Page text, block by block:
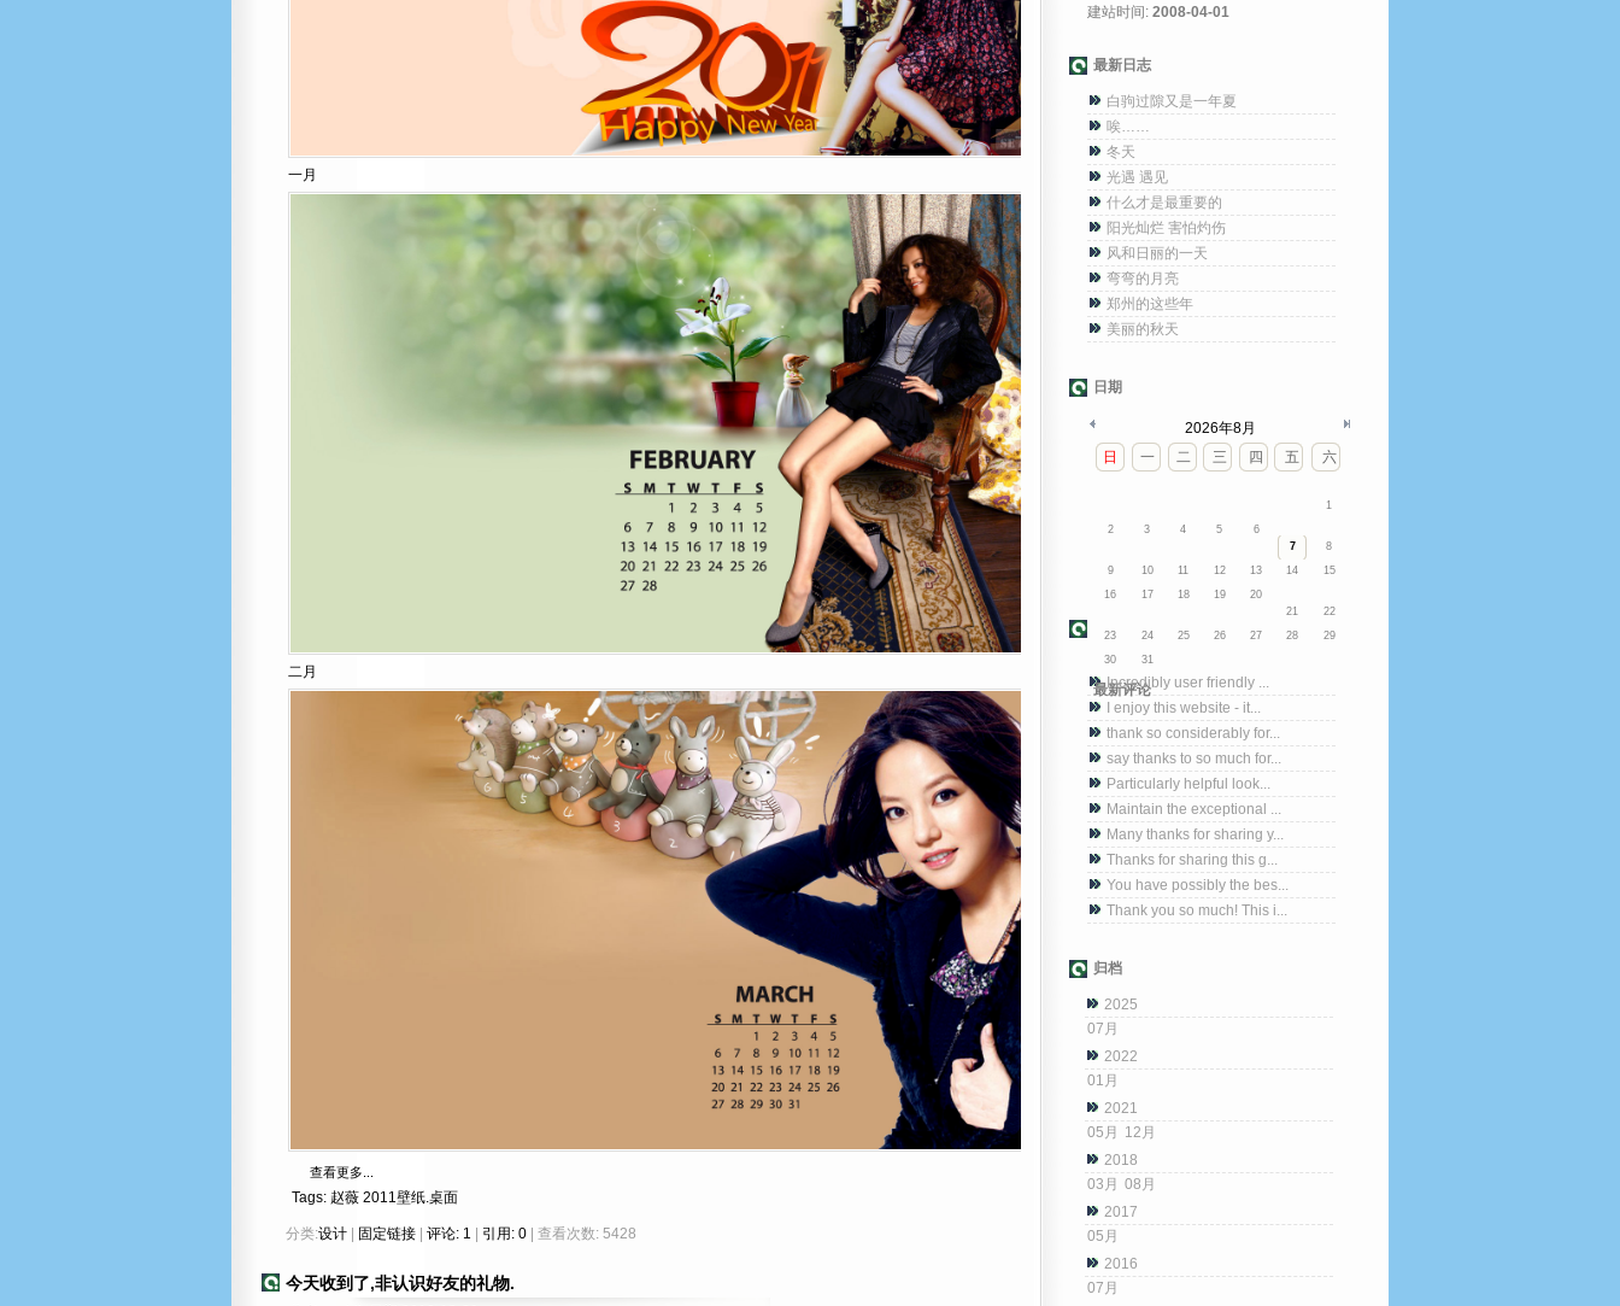
一月
二月
查看更多...
Tags: 赵薇 2011壁纸.桌面
分类:设计 固定链接 评论: 1 引用: 0 | 查看次数: 5428
今天收到了,非认识好友的礼物.
建站时间: 2008-04-01
最新日志
白驹过隙又是一年夏
唉……
冬天
光遇 遇见
什么才是最重要的
阳光灿烂 害怕灼伤
风和日丽的一天
弯弯的月亮
郑州的这些年
美丽的秋天
日期
2026年8月
日
一 二 三 四 五 六
1
2
3 4 5
6
7
8
9
10 11 12 13 14
15
16
17 18 19
20
21
22
23
24 25 26 27 28
29
30
31
最新评论
Incredibly user friendly ...
I enjoy this website - it...
thank so considerably for...
say thanks to so much for...
Particularly helpful look...
Maintain the exceptional ...
Many thanks for sharing y...
Thanks for sharing this g...
You have possibly the bes...
Thank you so much! This i...
归档
2025
07月
2022
01月
2021
05月
12月
2018
03月 08月
2017
05月
2016
07月